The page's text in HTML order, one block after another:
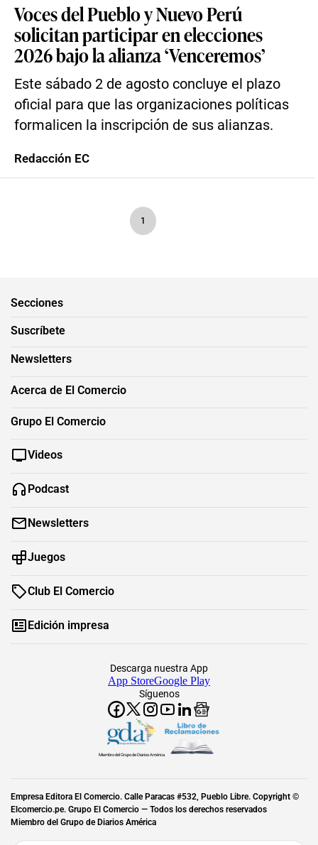
Voces del Pueblo y Nuevo Perú
solicitan participar en elecciones
2026 bajo la alianza ‘Venceremos’
Este sábado 2 de agosto concluye el plazo
oficial para que las organizaciones políticas
formalicen la inscripción de sus alianzas.
Redacción EC
1
Secciones
Suscríbete
Newsletters
Acerca de El Comercio
Grupo El Comercio
Videos
Podcast
Newsletters
Juegos
Club El Comercio
Edición impresa
Síguenos
Descarga nuestra App
App StoreGoogle Play
Miembro del Grupo de Diarios América
Empresa Editora El Comercio. Calle Paracas #532, Pueblo Libre. Copyright ©
Elcomercio.pe. Grupo El Comercio — Todos los derechos reservados
Miembro del Grupo de Diarios América